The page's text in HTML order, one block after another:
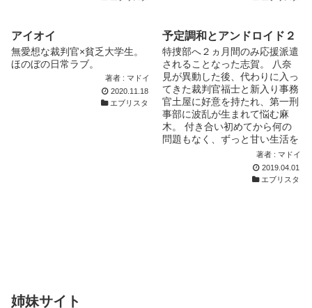
アイオイ
無愛想な裁判官×貧乏大学生。
ほのぼの日常ラブ。
著者 : マドイ
2020.11.18
エブリスタ
予定調和とアンドロイド２
特捜部へ２ヵ月間のみ応援派遣
されることなった志賀。 八奈
見が異動した後、代わりに入っ
てきた裁判官福士と新入り事務
官土屋に好意を持たれ、第一刑
事部に波乱が生まれて悩む麻
木。 付き合い初めてから何の
問題もなく、ずっと甘い生活を
送ってきた二人だが...著者 : マドイ
2019.04.01
エブリスタ
姉妹サイト